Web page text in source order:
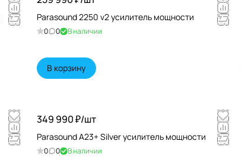
Parasound 2250 v2 усилитель мощности
0 0 В наличии
В корзину
349 990 ₽/шт
Parasound A23+ Silver усилитель мощности
0 0 В наличии